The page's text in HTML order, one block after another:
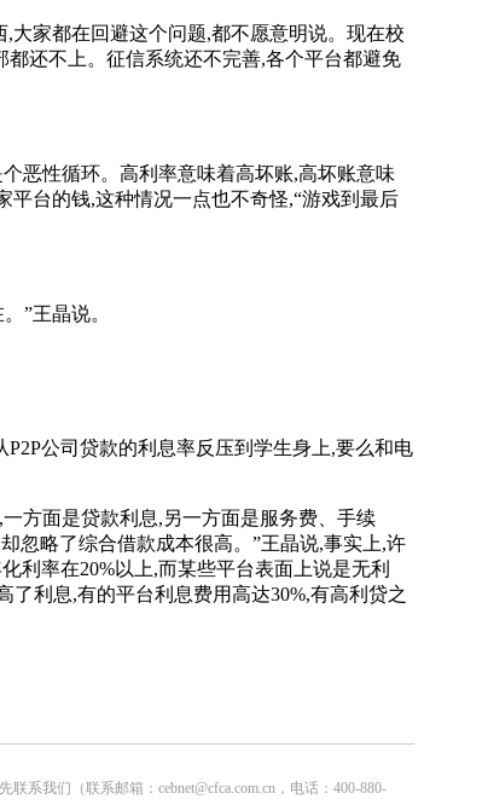
家都在回避这个问题,都不愿意明说。现在校
还不上。征信系统还不完善,各个平台都避免
恶性循环。高利率意味着高坏账,高坏账意味
台的钱,这种情况一点也不奇怪,“游戏到最后
”王晶说。
公司贷款的利息率反压到学生身上,要么和电
方面是贷款利息,另一方面是服务费、手续
忽略了综合借款成本很高。”王晶说,事实上,许
利率在20%以上,而某些平台表面上说是无利
利息,有的平台利息费用高达30%,有高利贷之
我们（联系邮箱：cebnet@cfca.com.cn，电话：400-880-